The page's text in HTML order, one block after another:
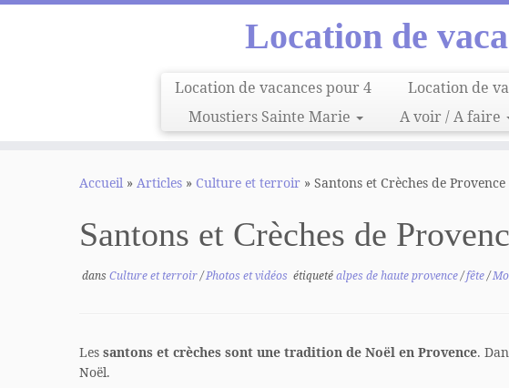
Location de
Location de vacances pour 4 Location de
Moustiers Sainte Marie
A voir / A faire
Accueil » Articles » Culture et terroir » Santons et Crèches de Provence
Santons et Crèches de
dans Culture et terroir/Photos et vidéos étiquetéalpes de haute provence/fête/
Les santons et crèches sont une tradition de Noël en Provence.
Noël.